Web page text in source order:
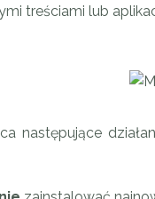
treściami lub
następujące